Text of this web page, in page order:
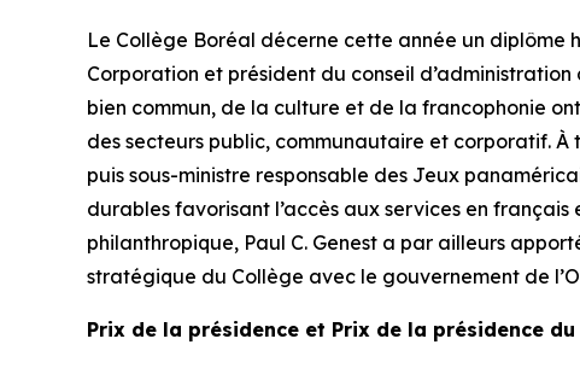
Le Collège Boréal décerne cette année un diplôme
Corporation et président du conseil
bien commun, de la culture et de la francophonie
des secteurs public, communautaire et corporatif.
puis sous-ministre responsable des Jeux
durables favorisant l’accès aux services en
philanthropique, Paul C. Genest a par ailleurs
stratégique du Collège avec le gouvernement de
Prix de la présidence et Prix de la présidence